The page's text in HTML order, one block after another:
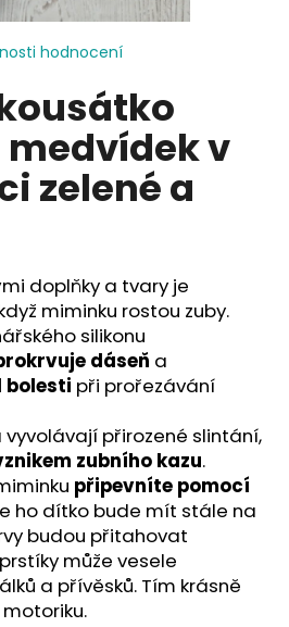
hodnocení
v
zelené a
doplňky a tvary je
miminku rostou zuby.
silikonu
dáseň a
bolesti při prořezávání
vyvolávají přirozené slintání,
zubního kazu.
připevníte pomocí
ho dítko bude mít stále na
budou přitahovat
může vesele
a přívěsků. Tím krásně